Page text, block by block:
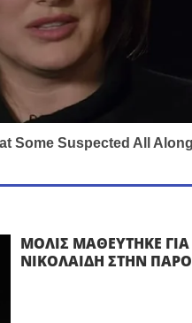
ΜΟΛΙΣ ΜΑΘΕΥΤΗΚΕ
ΝΙΚΟΛΑΙΔΗ ΣΤΗΝ ΠΑΡΟ